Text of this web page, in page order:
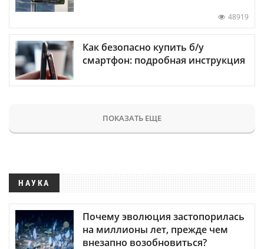
48919
Как безопасно купить б/у
смартфон: подробная инструкция
ПОКАЗАТЬ ЕЩЕ
НАУКА
Почему эволюция застопорилась
на миллионы лет, прежде чем
внезапно возобновиться?